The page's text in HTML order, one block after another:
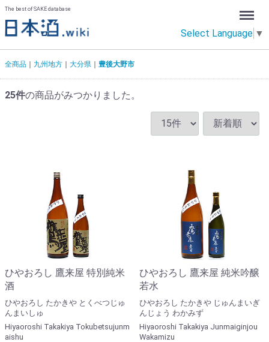
The best of SAKE database
Select Language ▼
Menu
全商品 九州地方 大分県 豊後大野市
25件の商品がみつかりました。
ひやおろし 鷹来屋 特別純米
酒
ひやおろし たかきや とくべつじゅ
んまいしゅ
Hiyaoroshi Takakiya Tokubetsujunm
aishu
ひやおろし 鷹来屋 純米吟醸
若水
ひやおろし たかきや じゅんまいぎ
んじょう わかみず
Hiyaoroshi Takakiya Junmaiginjou
Wakamizu